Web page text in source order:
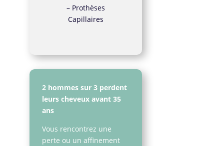
– Prothèses
Capillaires
2 hommes sur 3 perdent
leurs cheveux avant 35
ans
Vous rencontrez une
perte ou un affinement